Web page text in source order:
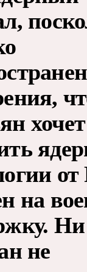
хочет
от
на
не